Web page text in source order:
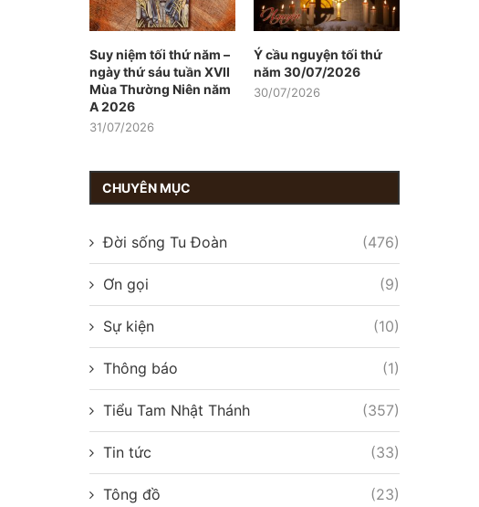
Suy niệm tối thứ năm –
ngày thứ sáu tuần XVII
Mùa Thường Niên năm
A 2026
31/07/2026
Ý cầu nguyện tối thứ
năm 30/07/2026
30/07/2026
CHUYÊN MỤC
Đời sống Tu Đoàn (476)
Ơn gọi (9)
Sự kiện (10)
Thông báo (1)
Tiểu Tam Nhật Thánh (357)
Tin tức (33)
Tông đồ (23)